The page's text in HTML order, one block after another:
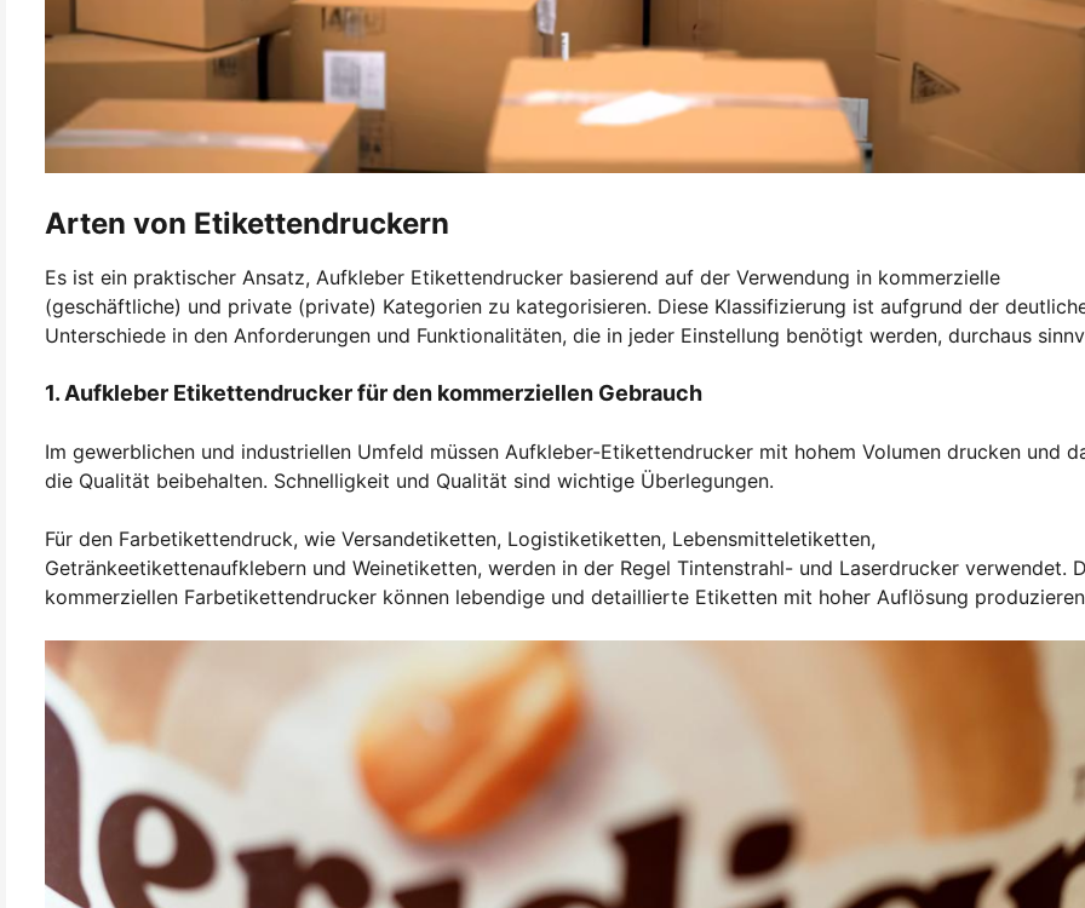
Arten von Etikettendruckern
Es ist ein praktischer Ansatz, Aufkleber Etikettendrucker basierend auf der Verwendung in kommerzielle
(geschäftliche) und private (private) Kategorien zu kategorisieren. Diese Klassifizierung ist aufgrund der
Unterschiede in den Anforderungen und Funktionalitäten, die in jeder Einstellung benötigt werden, durchaus
1. Aufkleber Etikettendrucker für den kommerziellen Gebrauch
Im gewerblichen und industriellen Umfeld müssen Aufkleber-Etikettendrucker mit hohem Volumen drucken und
die Qualität beibehalten. Schnelligkeit und Qualität sind wichtige Überlegungen.
Für den Farbetikettendruck, wie Versandetiketten, Logistiketiketten, Lebensmitteletiketten,
Getränkeetikettenaufklebern und Weinetiketten, werden in der Regel Tintenstrahl- und Laserdrucker verwendet.
kommerziellen Farbetikettendrucker können lebendige und detaillierte Etiketten mit hoher Auflösung